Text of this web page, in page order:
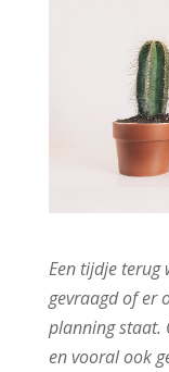
Een tijdje terug
gevraagd of er
planning staat.
en vooral ook